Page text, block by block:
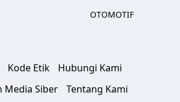
OTOMOTIF
Kode Etik
Hubungi Kami
Media Siber
Tentang Kami